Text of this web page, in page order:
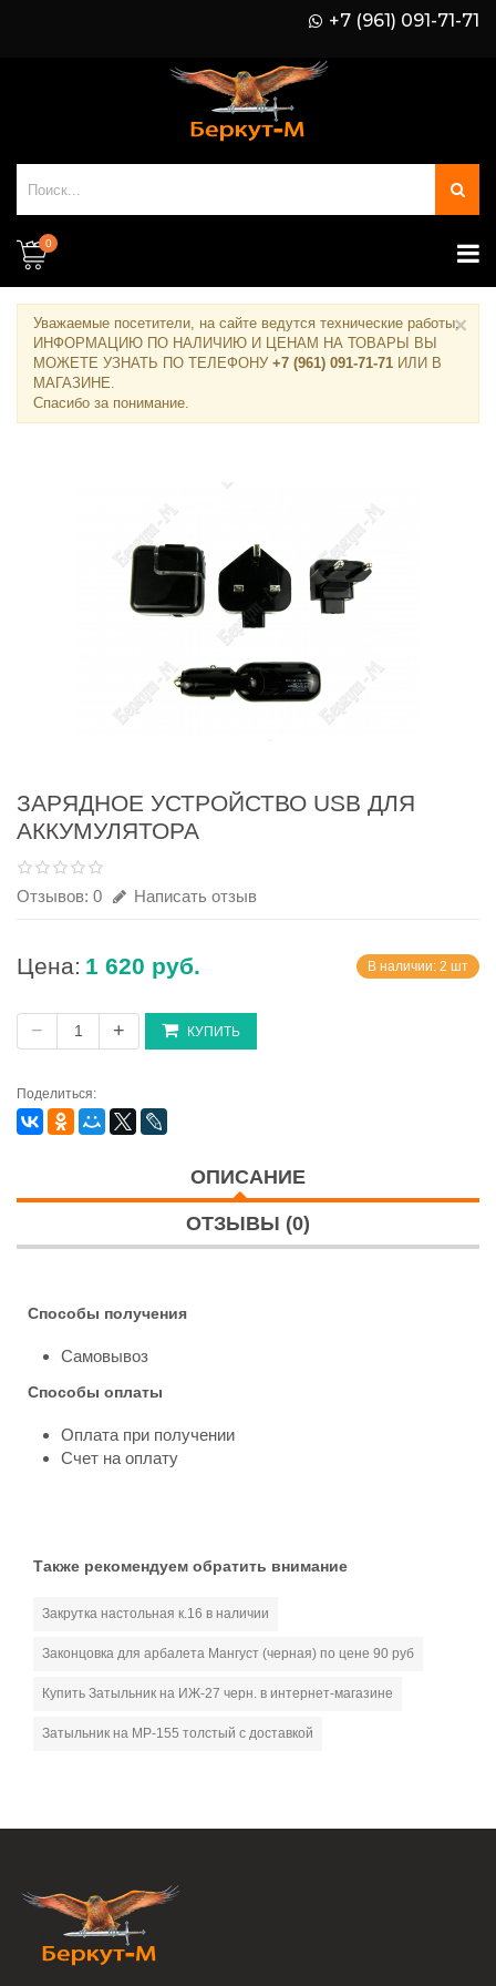
+7 (961) 091-71-71
0
Уважаемые посетители, на сайте ведутся технические работы.
ИНФОРМАЦИЮ ПО НАЛИЧИЮ И ЦЕНАМ НА ТОВАРЫ ВЫ
МОЖЕТЕ УЗНАТЬ ПО ТЕЛЕФОНУ +7 (961) 091-71-71 ИЛИ В
МАГАЗИНЕ.
Спасибо за понимание.
×
ЗАРЯДНОЕ УСТРОЙСТВО USB ДЛЯ
АККУМУЛЯТОРА
Отзывов: 0 Написать отзыв
Цена: 1 620 руб. В наличии: 2 шт
− + КУПИТЬ
Поделиться:
ОПИСАНИЕ
ОТЗЫВЫ (0)
Способы получения
Самовывоз
Способы оплаты
Оплата при получении
Счет на оплату
Также рекомендуем обратить внимание
Закрутка настольная к.16 в наличии
Законцовка для арбалета Мангуст (черная) по цене 90 руб
Купить Затыльник на ИЖ-27 черн. в интернет-магазине
Затыльник на МР-155 толстый с доставкой